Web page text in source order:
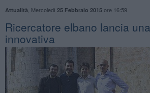
Attualità Mercoledì 25 Febbraio 2015ore 16:59
Ricercatore elbano lancia
innovativa